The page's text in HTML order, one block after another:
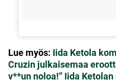
Lue myös: Iida Ketola
Cruzin julkaisemaa
v**un noloa!” Iida